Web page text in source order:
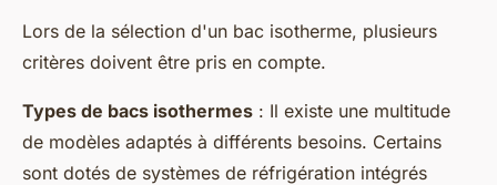
Lors de la sélection d'un bac isotherme, plusieurs
critères doivent être pris en compte.
Types de bacs isothermes : Il existe une multitude
de modèles adaptés à différents besoins. Certains
sont dotés de systèmes de réfrigération intégrés